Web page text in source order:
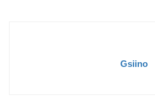
Gsiino